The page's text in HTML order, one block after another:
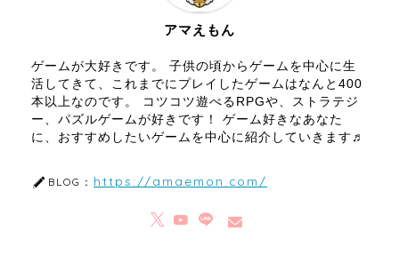
アマえもん
ゲームが大好きです。 子供の頃からゲームを中心に生
活してきて、これまでにプレイしたゲームはなんと400
本以上なのです。 コツコツ遊べるRPGや、ストラテジ
ー、パズルゲームが好きです！ ゲーム好きなあなた
に、おすすめしたいゲームを中心に紹介していきます♬
BLOG： https://amaemon.com/